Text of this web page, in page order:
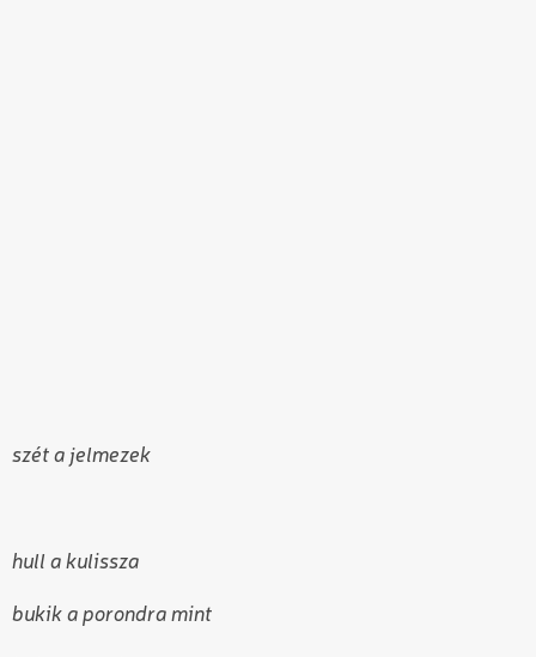
szét a jelmezek
hull a kulissza
bukik a porondra mint